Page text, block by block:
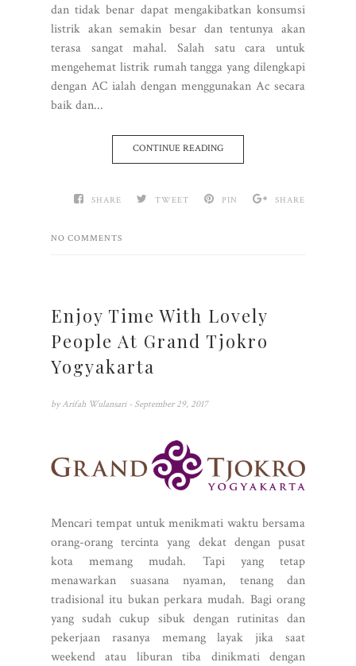
dan tidak benar dapat mengakibatkan konsumsi
listrik akan semakin besar dan tentunya akan
terasa sangat mahal. Salah satu cara untuk
mengehemat listrik rumah tangga yang dilengkapi
dengan AC ialah dengan menggunakan Ac secara
baik dan...
CONTINUE READING
SHARE TWEET PIN SHARE
NO COMMENTS
Enjoy Time With Lovely
People At Grand Tjokro
Yogyakarta
by Arifah Wulansari - September 29, 2017
Mencari tempat untuk menikmati waktu bersama
orang-orang tercinta yang dekat dengan pusat
kota memang mudah. Tapi yang tetap
menawarkan suasana nyaman, tenang dan
tradisional itu bukan perkara mudah. Bagi orang
yang sudah cukup sibuk dengan rutinitas dan
pekerjaan rasanya memang layak jika saat
weekend atau liburan tiba dinikmati dengan